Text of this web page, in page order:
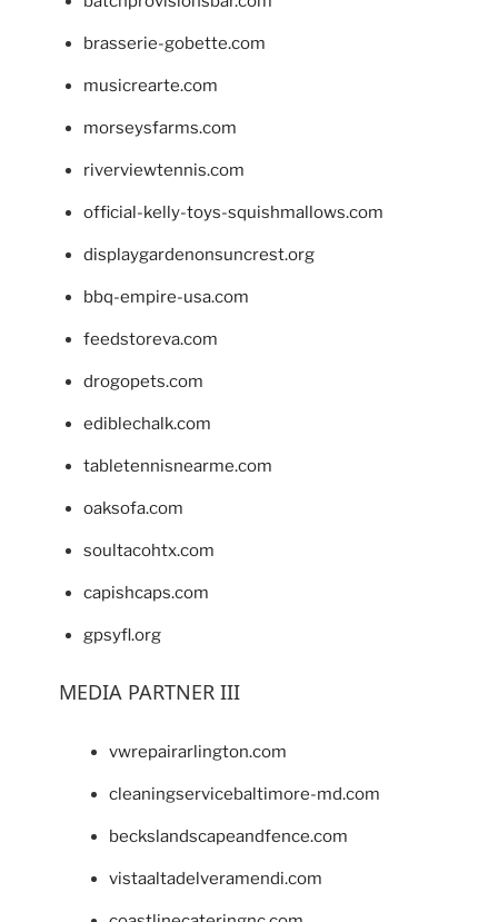
brasserie-gobette.com
musicrearte.com
morseysfarms.com
riverviewtennis.com
official-kelly-toys-squishmallows.com
displaygardenonsuncrest.org
bbq-empire-usa.com
feedstoreva.com
drogopets.com
ediblechalk.com
tabletennisnearme.com
oaksofa.com
soultacohtx.com
capishcaps.com
gpsyfl.org
MEDIA PARTNER III
vwrepairarlington.com
cleaningservicebaltimore-md.com
beckslandscapeandfence.com
vistaaltadelveramendi.com